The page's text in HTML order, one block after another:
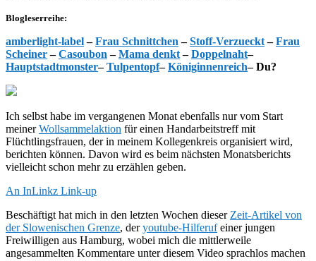
Blogleserreihe:
amberlight-label–Frau Schnittchen –Stoff-Verzueckt–Frau
Scheiner–Casoubon –Mama denkt–Doppelnaht–
Hauptstadtmonster–Tulpentopf–Königinnenreich– Du?
Ich selbst habe im vergangenen Monat ebenfalls nur vom Start
meinerWollsammelaktion für einen Handarbeitstreff mit
Flüchtlingsfrauen, der in meinem Kollegenkreis organisiert wird,
berichten können. Davon wird es beim nächsten Monatsberichts
vielleicht schon mehr zu erzählen geben.
An InLinkz Link-up
Beschäftigt hat mich in den letzten Wochen dieser Zeit-Artikel von
der Slowenischen Grenze, deryoutube-Hilferufeiner jungen
Freiwilligen aus Hamburg, wobei mich die mittlerweile
angesammelten Kommentare unter diesem Video sprachlos machen